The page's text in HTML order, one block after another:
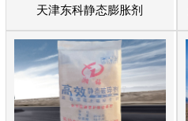
天津东科静态膨胀剂